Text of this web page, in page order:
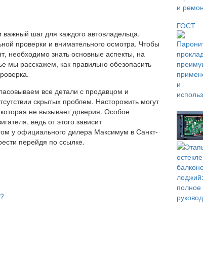
шаг для каждого автовладельца.
проверки и внимательного осмотра. Чтобы
необходимо знать основные аспекты, на
мы расскажем, как правильно обезопасить
все детали с продавцом и
скрытых проблем. Насторожить могут
не вызывает доверия. Особое
ведь от этого зависит
у официального дилера Максимум в Санкт-
перейдя по ссылке.
ГОСТ